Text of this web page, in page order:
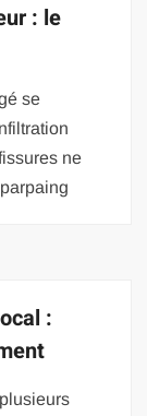
: le
se
ne
: